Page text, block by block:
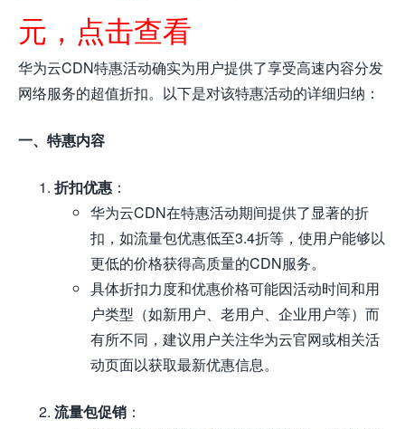
元，点击查看
华为云CDN特惠活动确实为用户提供了享受高速内容分发
网络服务的超值折扣。以下是对该特惠活动的详细归纳：
一、特惠内容
折扣优惠 ：
华为云CDN在特惠活动期间提供了显著的折
扣，如流量包优惠低至3.4折等，使用户能够以
更低的价格获得高质量的CDN服务。
具体折扣力度和优惠价格可能因活动时间和用
户类型（如新用户、老用户、企业用户等）而
有所不同，建议用户关注华为云官网或相关活
动页面以获取最新优惠信息。
流量包促销 ：